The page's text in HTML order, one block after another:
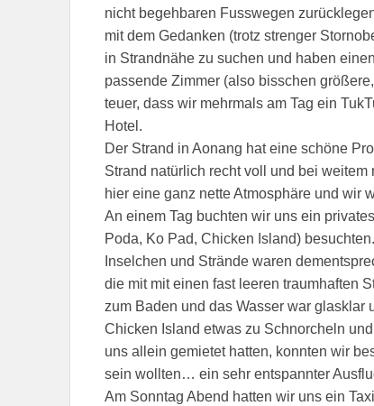
nicht begehbaren Fusswegen
mit dem Gedanken (trotz strenger
in Strandnähe zu suchen und haben
passende Zimmer (also bisschen
teuer, dass wir mehrmals am Tag ein
Hotel.
Der Strand in Aonang hat eine schöne
Strand natürlich recht voll und bei
hier eine ganz nette Atmosphäre und wir
An einem Tag buchten wir uns ein
Poda, Ko Pad, Chicken Island)
Inselchen und Strände waren
die mit mit einen fast leeren traumhaften
zum Baden und das Wasser war
Chicken Island etwas zu Schnorcheln
uns allein gemietet hatten, konnten wir
sein wollten… ein sehr entspannter
Am Sonntag Abend hatten wir uns ein